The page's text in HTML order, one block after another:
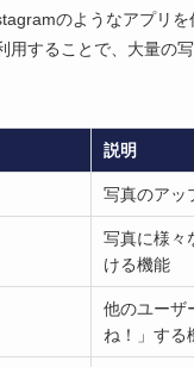
のようなアプリを
用することで、大量の
説明
写真のアッ
写真に様々
ける機能
他のユーザ
ね！」する